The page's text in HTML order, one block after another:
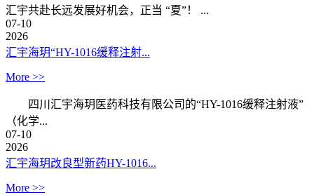
汇宇共赴长远发展好机会，正当 “夏”！ ...
07-10
2026
汇宇海玥“HY-1016缓释注射...
More >>
四川汇宇海玥医药科技有限公司的“HY-1016缓释注射液”
（化学...
07-10
2026
汇宇海玥改良型新药HY-1016...
More >>